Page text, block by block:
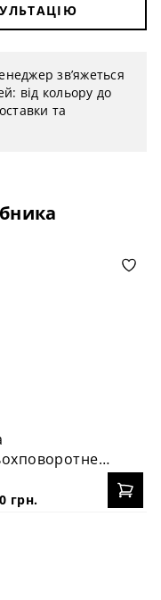
зв’яжеться
від кольору до
та
грн.